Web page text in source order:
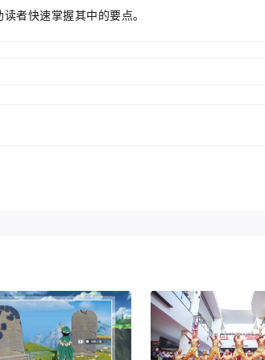
者快速掌握其中的要点。